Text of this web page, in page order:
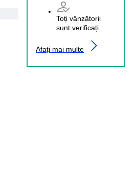
Toți vânzătorii
sunt verificați
Afați mai multe